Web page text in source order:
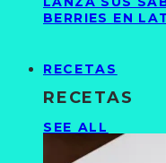
BERRIES EN
RECETAS
RECETAS
SEE ALL